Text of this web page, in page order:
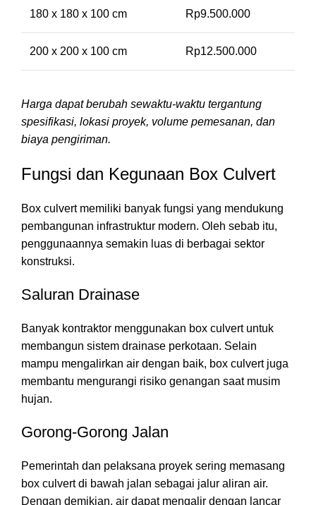
180 x 180 x 100 cm Rp9.500.000
200 x 200 x 100 cm Rp12.500.000
Harga dapat berubah sewaktu-waktu tergantung
spesifikasi, lokasi proyek, volume pemesanan, dan
biaya pengiriman.
Fungsi dan Kegunaan Box Culvert
Box culvert memiliki banyak fungsi yang mendukung
pembangunan infrastruktur modern. Oleh sebab itu,
penggunaannya semakin luas di berbagai sektor
konstruksi.
Saluran Drainase
Banyak kontraktor menggunakan box culvert untuk
membangun sistem drainase perkotaan. Selain
mampu mengalirkan air dengan baik, box culvert juga
membantu mengurangi risiko genangan saat musim
hujan.
Gorong-Gorong Jalan
Pemerintah dan pelaksana proyek sering memasang
box culvert di bawah jalan sebagai jalur aliran air.
Dengan demikian, air dapat mengalir dengan lancar